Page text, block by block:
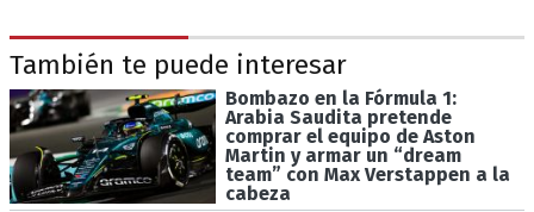
También te puede interesar
Bombazo en la Fórmula 1:
Arabia Saudita pretende
comprar el equipo de Aston
Martin y armar un “dream
team” con Max Verstappen a la
cabeza